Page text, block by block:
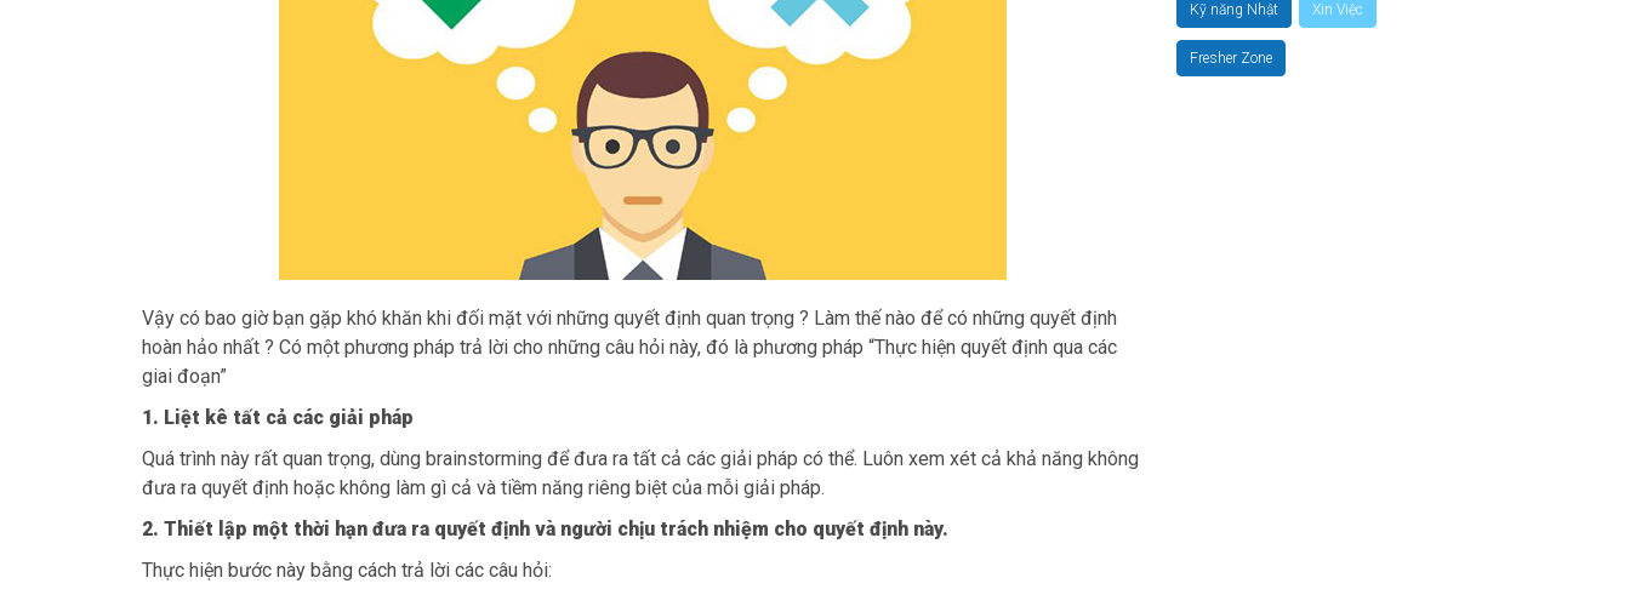
Vậy có bao giờ bạn gặp khó khăn khi đối mặt với những quyết định quan trọng ? Làm thế nào để có những quyết định
hoàn hảo nhất ? Có một phương pháp trả lời cho những câu hỏi này, đó là phương pháp “Thực hiện quyết định qua các
giai đoạn”
1. Liệt kê tất cả các giải pháp
Quá trình này rất quan trọng, dùng brainstorming để đưa ra tất cả các giải pháp có thể. Luôn xem xét cả khả năng không
đưa ra quyết định hoặc không làm gì cả và tiềm năng riêng biệt của mỗi giải pháp.
2. Thiết lập một thời hạn đưa ra quyết định và người chịu trách nhiệm cho quyết định này.
Thực hiện bước này bằng cách trả lời các câu hỏi:
Kỹ năng Nhật Xin Việc
Fresher Zone